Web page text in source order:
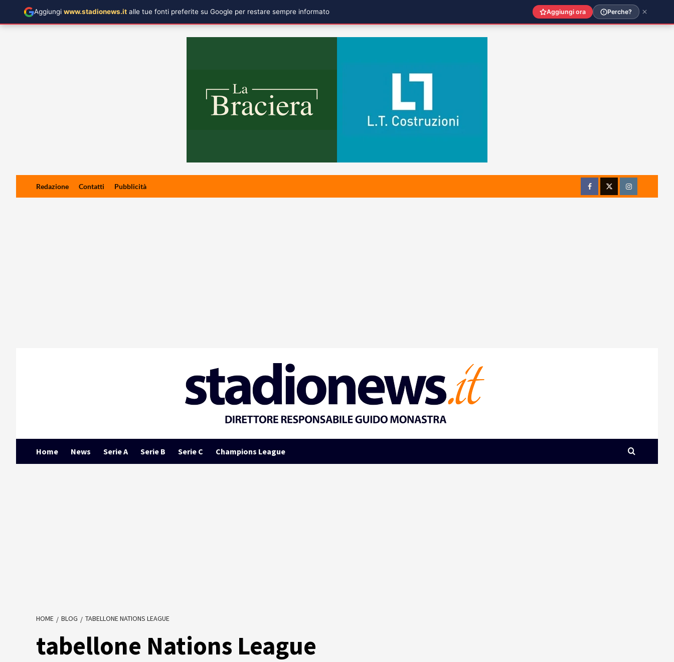
Redazione Contatti Pubblicità
FacebookTwitterInstagram
Home News Serie A Serie B Serie C Champions League
HOME BLOG TABELLONE NATIONS LEAGUE
tabellone Nations League
Aggiungi www.stadionews.it alle tue fonti preferite su Google per restare sempre informato Aggiungi ora Perche?